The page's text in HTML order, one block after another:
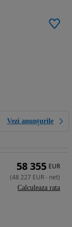
Vezi anunțurile
58 355 EUR
(48 227 EUR- net)
Calculeaza rata